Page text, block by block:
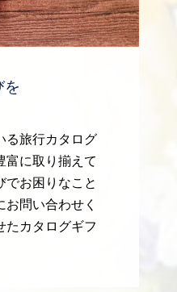
を
る旅行カタログ
富に取り揃えて
でお困りなこと
問い合わせく
たカタログギフ